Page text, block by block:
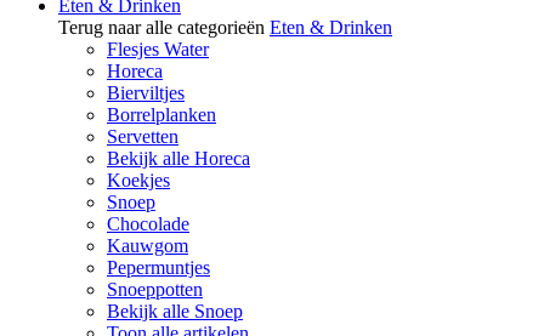
Eten & Drinken
Terug naar alle categorieën Eten & Drinken
Flesjes Water
Horeca
Bierviltjes
Borrelplanken
Servetten
Bekijk alle Horeca
Koekjes
Snoep
Chocolade
Kauwgom
Pepermuntjes
Snoeppotten
Bekijk alle Snoep